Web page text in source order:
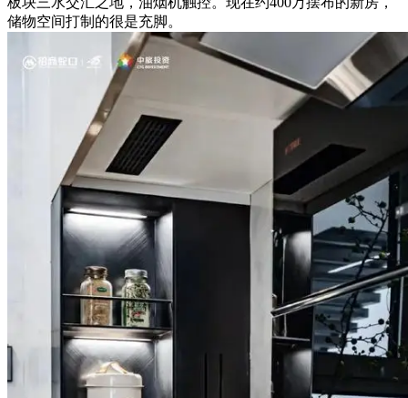
储物空间打制的很是充脚。